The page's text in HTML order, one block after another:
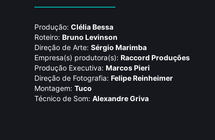
Produção: Clélia Bessa
Roteiro: Bruno Levinson
Direção de Arte: Sérgio Marimba
Empresa(s) produtora(s): Raccord Produções
Produção Executiva: Marcos Pieri
Direção de Fotografia: Felipe Reinheimer
Montagem: Tuco
Técnico de Som: Alexandre Griva